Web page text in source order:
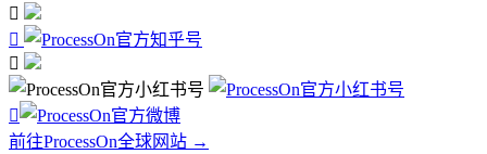




前往ProcessOn全球网站 →